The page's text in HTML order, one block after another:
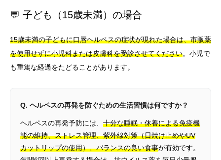
💬 子ども（15歳未満）の場合
15歳未満の子どもに口唇ヘルペスの症状が現れた場合は、市販薬
を使用せずに小児科または皮膚科を受診させてください。小児で
も重篤な経過をたどることがあります。
Q. ヘルペスの再発を防ぐための生活習慣は何ですか？
ヘルペスの再発予防には、 十分な睡眠・休養による免疫機
能の維持、ストレス管理、紫外線対策（日焼け止めやUV
カットリップの使用）、バランスの良い食事が有効です。